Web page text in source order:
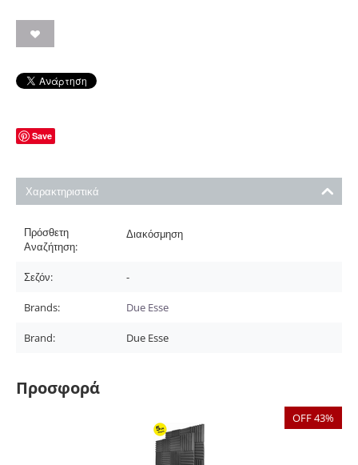
Save
Χαρακτηριστικά
Πρόσθετη
Αναζήτηση:
Διακόσμηση
Σεζόν: -
Brands: Due Esse
Brand: Due Esse
Προσφορά
OFF 43%